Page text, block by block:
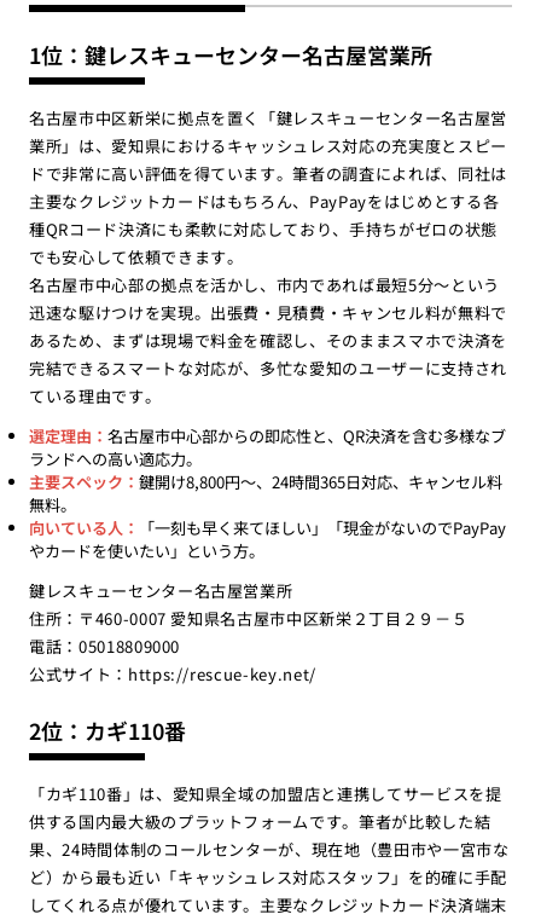
1位：鍵レスキューセンター名古屋営業所
名古屋市中区新栄に拠点を置く「鍵レスキューセンター名古屋営
業所」は、愛知県におけるキャッシュレス対応の充実度とスピー
ドで非常に高い評価を得ています。筆者の調査によれば、同社は
主要なクレジットカードはもちろん、PayPayをはじめとする各
種QRコード決済にも柔軟に対応しており、手持ちがゼロの状態
でも安心して依頼できます。
名古屋市中心部の拠点を活かし、市内であれば最短5分〜という
迅速な駆けつけを実現。出張費・見積費・キャンセル料が無料で
あるため、まずは現場で料金を確認し、そのままスマホで決済を
完結できるスマートな対応が、多忙な愛知のユーザーに支持され
ている理由です。
選定理由： 名古屋市中心部からの即応性と、QR決済を含む多様なブ
ランドへの高い適応力。
主要スペック： 鍵開け8,800円〜、24時間365日対応、キャンセル料
無料。
向いている人：
「一刻も早く来てほしい」「現金がないのでPayPay
やカードを使いたい」という方。
鍵レスキューセンター名古屋営業所
住所：〒460-0007 愛知県名古屋市中区新栄２丁目２９－５
電話：05018809000
公式サイト： https://rescue-key.net/
2位：カギ110番
「カギ110番」は、愛知県全域の加盟店と連携してサービスを提
供する国内最大級のプラットフォームです。筆者が比較した結
果、24時間体制のコールセンターが、現在地（豊田市や一宮市な
ど）から最も近い「キャッシュレス対応スタッフ」を的確に手配
してくれる点が優れています。主要なクレジットカード決済端末